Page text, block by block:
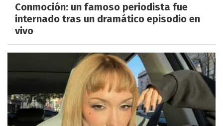
Conmoción: un famoso periodista fue
internado tras un dramático episodio en
vivo